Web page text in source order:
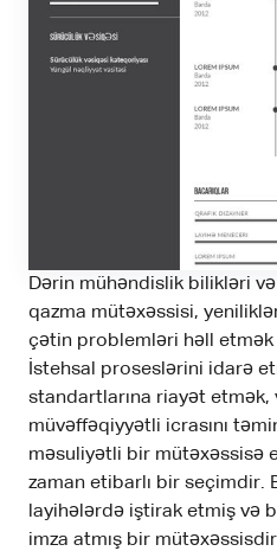
Dərin mühəndislik bilikləri
qazma mütəxəssisi,
çətin problemləri həll etmək
İstehsal proseslərini idarə
standartlarına riayət etmək,
müvəffəqiyyətli icrasını
məsuliyətli bir mütəxəssisə
zaman etibarlı bir seçimdir.
layihələrdə iştirak etmiş və
imza atmış bir